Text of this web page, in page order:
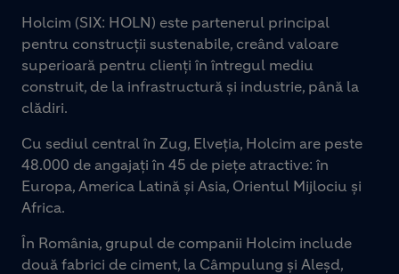
Holcim (SIX: HOLN) este partenerul principal
pentru construcții sustenabile, creând valoare
superioară pentru clienți în întregul mediu
construit, de la infrastructură și industrie, până la
clădiri.
Cu sediul central în Zug, Elveția, Holcim are peste
48.000 de angajați în 45 de piețe atractive: în
Europa, America Latină și Asia, Orientul Mijlociu și
Africa.
În România, grupul de companii Holcim include
două fabrici de ciment, la Câmpulung și Aleșd,